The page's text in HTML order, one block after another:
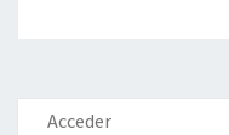
Acceder